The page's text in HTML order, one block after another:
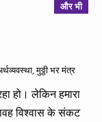
और भी
,मुठ्ठी भर मंत्र
हो। लेकिन हमारा
विश्वास के संकट